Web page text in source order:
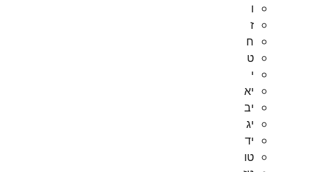
ו
ז
ח
ט
י
יא
יב
יג
יד
טו